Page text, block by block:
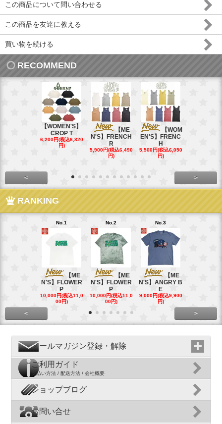
この商品について問い合わせる
この商品を友達に教える
買い物を続ける
RECOMMEND
【WOMEN'S】
CROP T
6,200円(税込6,820
円)
【ME
N'S】FRENCH
R
5,900円(税込6,490
円)
【WOM
EN'S】FRENC
H
5,500円(税込6,050
円)
< >
RANKING
No.1
【ME
N'S】FLOWER
P
10,000円(税込11,0
00円)
No.2
【ME
N'S】FLOWER
P
10,000円(税込11,0
00円)
No.3
【ME
N'S】ANGRY B
E
9,000円(税込9,900
円)
< >
メールマガジン登録・解除
ご利用ガイド
支払い方法 / 配送方法 / 会社概要
ショップブログ
お問い合せ